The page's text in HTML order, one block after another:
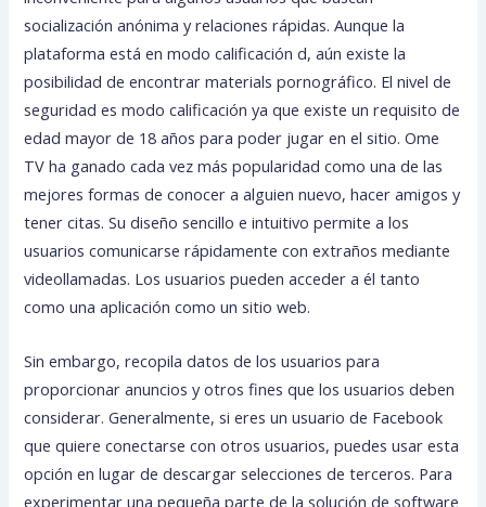
socialización anónima y relaciones rápidas. Aunque la
plataforma está en modo calificación d, aún existe la
posibilidad de encontrar materials pornográfico. El nivel de
seguridad es modo calificación ya que existe un requisito de
edad mayor de 18 años para poder jugar en el sitio. Ome
TV ha ganado cada vez más popularidad como una de las
mejores formas de conocer a alguien nuevo, hacer amigos y
tener citas. Su diseño sencillo e intuitivo permite a los
usuarios comunicarse rápidamente con extraños mediante
videollamadas. Los usuarios pueden acceder a él tanto
como una aplicación como un sitio web.
Sin embargo, recopila datos de los usuarios para
proporcionar anuncios y otros fines que los usuarios deben
considerar. Generalmente, si eres un usuario de Facebook
que quiere conectarse con otros usuarios, puedes usar esta
opción en lugar de descargar selecciones de terceros. Para
experimentar una pequeña parte de la solución de software